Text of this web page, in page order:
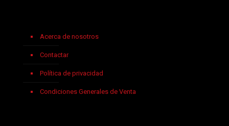
Acerca de nosotros
Contactar
Política de privacidad
Condiciones Generales de Venta